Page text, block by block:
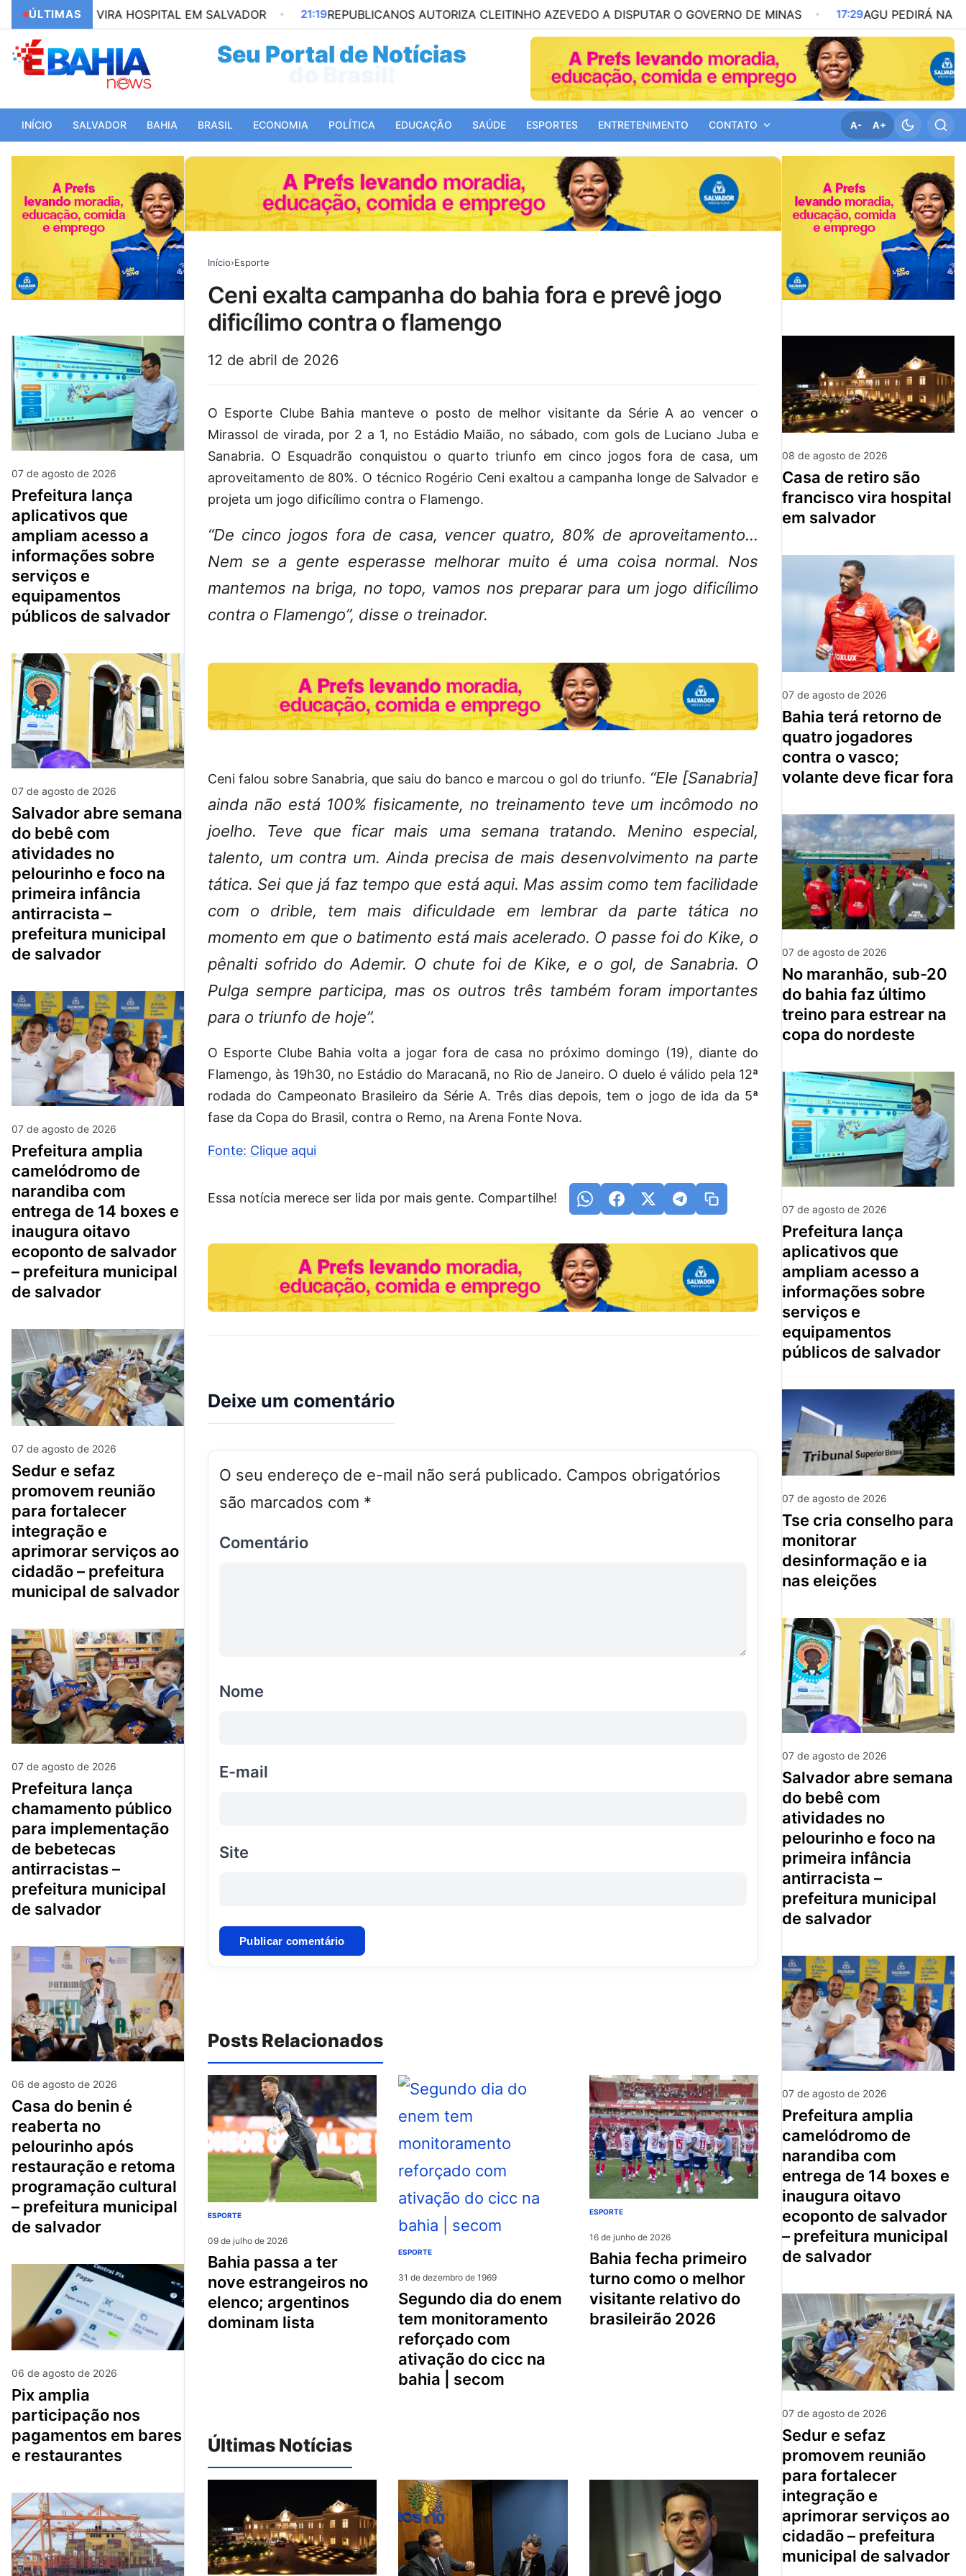
ÚLTIMAS
VIRA HOSPITAL EM SALVADOR 21:19REPUBLICANOS AUTORIZA CLEITINHO AZEVEDO A DISPUTAR O GOVERNO DE MINAS 17:29AGU PEDIRÁ NA JUSTIÇA A
Seu Portal de Notícias
INÍCIO SALVADOR BAHIA BRASIL ECONOMIA POLÍTICA EDUCAÇÃO SAÚDE ESPORTES ENTRETENIMENTO CONTATO A- A+
07 de agosto de 2026
prefeitura lança
aplicativos que
ampliam acesso a
informações sobre
serviços e
equipamentos
públicos de salvador
07 de agosto de 2026
salvador abre semana
do bebê com
atividades no
pelourinho e foco na
primeira infância
antirracista –
prefeitura municipal
de salvador
07 de agosto de 2026
prefeitura amplia
camelódromo de
narandiba com
entrega de 14 boxes e
inaugura oitavo
ecoponto de salvador
– prefeitura municipal
de salvador
07 de agosto de 2026
sedur e sefaz
promovem reunião
para fortalecer
integração e
aprimorar serviços ao
cidadão – prefeitura
municipal de salvador
07 de agosto de 2026
prefeitura lança
chamamento público
para implementação
de bebetecas
antirracistas –
prefeitura municipal
de salvador
06 de agosto de 2026
casa do benin é
reaberta no
pelourinho após
restauração e retoma
programação cultural
– prefeitura municipal
de salvador
06 de agosto de 2026
pix amplia
participação nos
pagamentos em bares
e restaurantes
Início›Esporte
ceni exalta campanha do bahia fora e prevê jogo
dificílimo contra o flamengo
12 de abril de 2026
O Esporte Clube Bahia manteve o posto de melhor visitante da Série A ao vencer o
Mirassol de virada, por 2 a 1, no Estádio Maião, no sábado, com gols de Luciano Juba e
Sanabria. O Esquadrão conquistou o quarto triunfo em cinco jogos fora de casa, um
aproveitamento de 80%. O técnico Rogério Ceni exaltou a campanha longe de Salvador e
projeta um jogo dificílimo contra o Flamengo.
“De cinco jogos fora de casa, vencer quatro, 80% de aproveitamento…
Nem se a gente esperasse melhorar muito é uma coisa normal. Nos
mantemos na briga, no topo, vamos nos preparar para um jogo dificílimo
contra o Flamengo”, disse o treinador.
Ceni falou sobre Sanabria, que saiu do banco e marcou o gol do triunfo. “Ele [Sanabria]
ainda não está 100% fisicamente, no treinamento teve um incômodo no
joelho. Teve que ficar mais uma semana tratando. Menino especial,
talento, um contra um. Ainda precisa de mais desenvolvimento na parte
tática. Sei que já faz tempo que está aqui. Mas assim como tem facilidade
com o drible, tem mais dificuldade em lembrar da parte tática no
momento em que o batimento está mais acelerado. O passe foi do Kike, o
pênalti sofrido do Ademir. O chute foi de Kike, e o gol, de Sanabria. O
Pulga sempre participa, mas os outros três também foram importantes
para o triunfo de hoje”.
O Esporte Clube Bahia volta a jogar fora de casa no próximo domingo (19), diante do
Flamengo, às 19h30, no Estádio do Maracanã, no Rio de Janeiro. O duelo é válido pela 12ª
rodada do Campeonato Brasileiro da Série A. Três dias depois, tem o jogo de ida da 5ª
fase da Copa do Brasil, contra o Remo, na Arena Fonte Nova.
Fonte: Clique aqui
Essa notícia merece ser lida por mais gente. Compartilhe!
Deixe um comentário
O seu endereço de e-mail não será publicado. Campos obrigatórios
são marcados com *
Comentário
Nome
E-mail
Site
Posts Relacionados
ESPORTE
09 de julho de 2026
bahia passa a ter
nove estrangeiros no
elenco; argentinos
dominam lista
ESPORTE
31 de dezembro de 1969
segundo dia do enem
tem monitoramento
reforçado com
ativação do cicc na
bahia | secom
ESPORTE
16 de junho de 2026
bahia fecha primeiro
turno como o melhor
visitante relativo do
brasileirão 2026
Últimas Notícias
08 de agosto de 2026
casa de retiro são
francisco vira hospital
em salvador
07 de agosto de 2026
bahia terá retorno de
quatro jogadores
contra o vasco;
volante deve ficar fora
07 de agosto de 2026
no maranhão, sub-20
do bahia faz último
treino para estrear na
copa do nordeste
07 de agosto de 2026
prefeitura lança
aplicativos que
ampliam acesso a
informações sobre
serviços e
equipamentos
públicos de salvador
07 de agosto de 2026
tse cria conselho para
monitorar
desinformação e ia
nas eleições
07 de agosto de 2026
salvador abre semana
do bebê com
atividades no
pelourinho e foco na
primeira infância
antirracista –
prefeitura municipal
de salvador
07 de agosto de 2026
prefeitura amplia
camelódromo de
narandiba com
entrega de 14 boxes e
inaugura oitavo
ecoponto de salvador
– prefeitura municipal
de salvador
07 de agosto de 2026
sedur e sefaz
promovem reunião
para fortalecer
integração e
aprimorar serviços ao
cidadão – prefeitura
municipal de salvador